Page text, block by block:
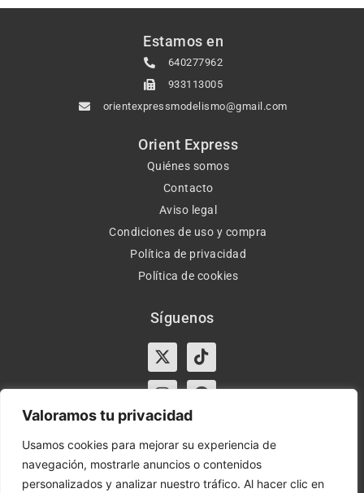
Valoramos tu privacidad
Usamos cookies para mejorar su experiencia de
navegación, mostrarle anuncios o contenidos
personalizados y analizar nuestro tráfico. Al hacer clic en
Estamos en
640277962
933113005
orientexpressmodelismo@gmail.com
Orient Express
Quiénes somos
Contacto
Aviso legal
Condiciones de uso y compra
Política de privacidad
Política de cookies
Síguenos
X-
twitter
Tiktok
InstagramFacebook
Horario:
Lun-Vie de 10:00-13:30 y 17:00-20:00 – Sáb de
10:00-13:30